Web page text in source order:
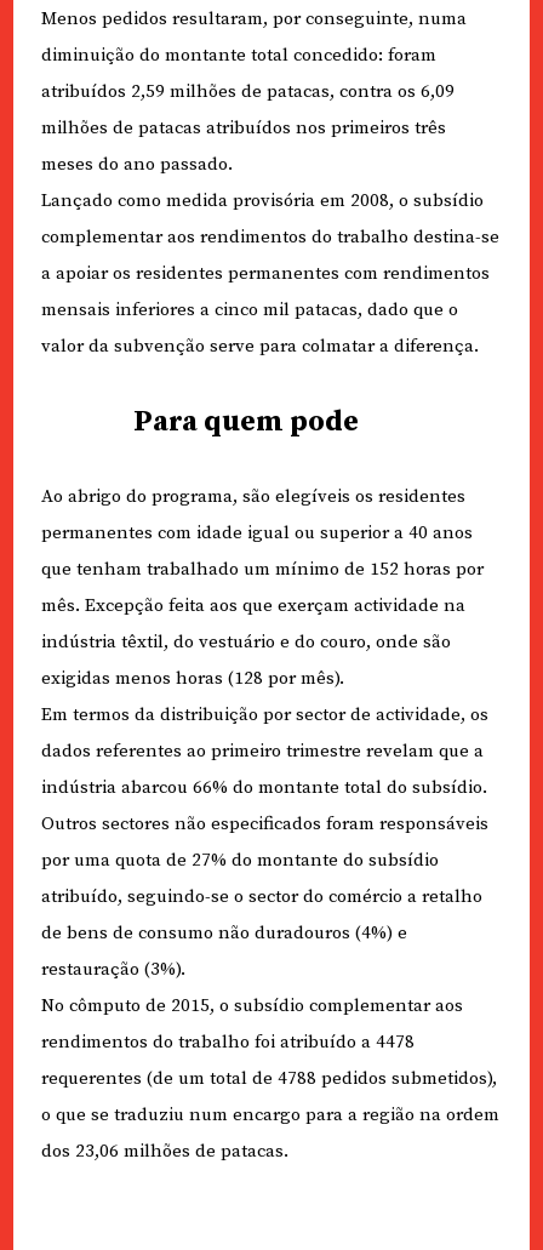
Menos pedidos resultaram, por conseguinte, numa
diminuição do montante total concedido: foram
atribuídos 2,59 milhões de patacas, contra os 6,09
milhões de patacas atribuídos nos primeiros três
meses do ano passado.
Lançado como medida provisória em 2008, o subsídio
complementar aos rendimentos do trabalho destina-se
a apoiar os residentes permanentes com rendimentos
mensais inferiores a cinco mil patacas, dado que o
valor da subvenção serve para colmatar a diferença.
Para quem pode
Ao abrigo do programa, são elegíveis os residentes
permanentes com idade igual ou superior a 40 anos
que tenham trabalhado um mínimo de 152 horas por
mês. Excepção feita aos que exerçam actividade na
indústria têxtil, do vestuário e do couro, onde são
exigidas menos horas (128 por mês).
Em termos da distribuição por sector de actividade, os
dados referentes ao primeiro trimestre revelam que a
indústria abarcou 66% do montante total do subsídio.
Outros sectores não especificados foram responsáveis
por uma quota de 27% do montante do subsídio
atribuído, seguindo-se o sector do comércio a retalho
de bens de consumo não duradouros (4%) e
restauração (3%).
No cômputo de 2015, o subsídio complementar aos
rendimentos do trabalho foi atribuído a 4478
requerentes (de um total de 4788 pedidos submetidos),
o que se traduziu num encargo para a região na ordem
dos 23,06 milhões de patacas.